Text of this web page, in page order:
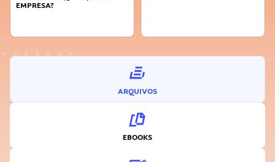
ARQUIVOS
EBOOKS